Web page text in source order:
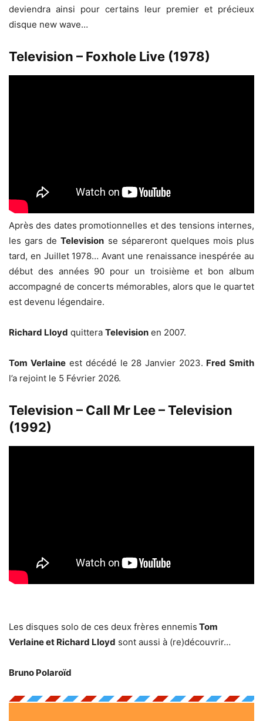
deviendra ainsi pour certains leur premier et précieux
disque new wave…
Television – Foxhole Live (1978)
Après des dates promotionnelles et des tensions internes,
les gars deTelevision se sépareront quelques mois plus
tard, en Juillet 1978… Avant une renaissance inespérée au
début des années 90 pour un troisième et bon album
accompagné de concerts mémorables, alors que le quartet
est devenu légendaire.
Richard Lloyd quittera Television en 2007.
Tom Verlaineest décédé le 28 Janvier 2023. Fred Smith
l’a rejoint le 5 Février 2026.
Television – Call Mr Lee – Television
(1992)
Les disques solo de ces deux frères ennemis Tom
Verlaine et Richard Lloyd sont aussi à (re)découvrir…
Bruno Polaroïd